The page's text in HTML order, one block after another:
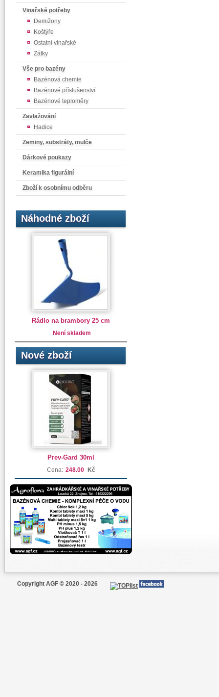
Vinařské potřeby
Demižony
Koštýře
Ostatní vinařské
Zátky
Vše pro bazény
Bazénová chemie
Bazénové příslušenství
Bazénové teploměry
Zavlažování
Hadice
Zeminy, substráty, mulče
Dárkové poukazy
Keramika figurální
Zboží k osobnímu odběru
Náhodné zboží
Rádlo na brambory 25 cm
Není skladem
Nové zboží
Prev-Gard 30ml
Cena: 248.00 Kč
Copyright AGF © 2020 - 2026